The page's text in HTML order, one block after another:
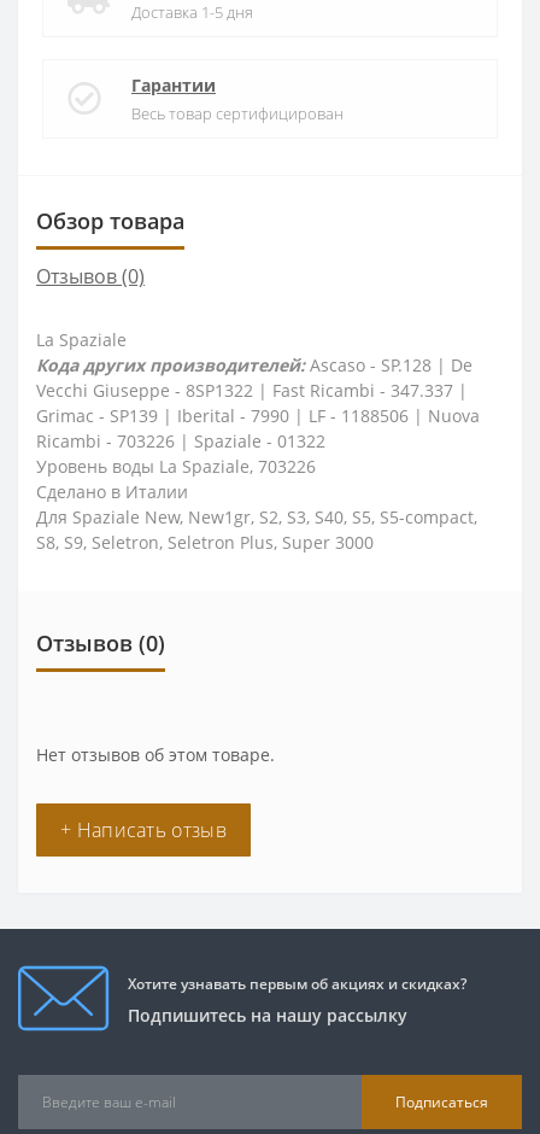
Доставка 1-5 дня
Гарантии
Весь товар сертифицирован
Обзор товара
Отзывов (0)
La Spaziale
Кода других производителей:Ascaso - SP.128 | De
Vecchi Giuseppe - 8SP1322 | Fast Ricambi - 347.337 |
Grimac - SP139 | Iberital - 7990 | LF - 1188506 | Nuova
Ricambi - 703226 | Spaziale - 01322
Уровень воды La Spaziale, 703226
Сделано в Италии
Для Spaziale New, New1gr, S2, S3, S40, S5, S5-compact,
S8, S9, Seletron, Seletron Plus, Super 3000
Отзывов (0)
Нет отзывов об этом товаре.
+ Написать отзыв
Хотите узнавать первым об акциях и скидках?
Подпишитесь на нашу рассылку
Подписаться